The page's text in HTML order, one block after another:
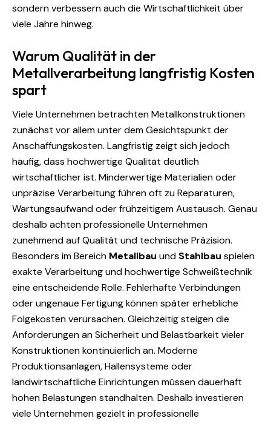
sondern verbessern auch die Wirtschaftlichkeit über
viele Jahre hinweg.
Warum Qualität in der
Metallverarbeitung langfristig Kosten
spart
Viele Unternehmen betrachten Metallkonstruktionen
zunächst vor allem unter dem Gesichtspunkt der
Anschaffungskosten. Langfristig zeigt sich jedoch
häufig, dass hochwertige Qualität deutlich
wirtschaftlicher ist. Minderwertige Materialien oder
unpräzise Verarbeitung führen oft zu Reparaturen,
Wartungsaufwand oder frühzeitigem Austausch. Genau
deshalb achten professionelle Unternehmen
zunehmend auf Qualität und technische Präzision.
Besonders im Bereich Metallbau und Stahlbau spielen
exakte Verarbeitung und hochwertige Schweißtechnik
eine entscheidende Rolle. Fehlerhafte Verbindungen
oder ungenaue Fertigung können später erhebliche
Folgekosten verursachen. Gleichzeitig steigen die
Anforderungen an Sicherheit und Belastbarkeit vieler
Konstruktionen kontinuierlich an. Moderne
Produktionsanlagen, Hallensysteme oder
landwirtschaftliche Einrichtungen müssen dauerhaft
hohen Belastungen standhalten. Deshalb investieren
viele Unternehmen gezielt in professionelle